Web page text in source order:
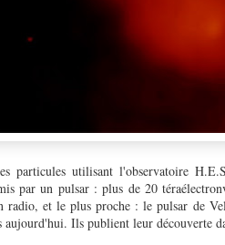
particules utilisant l'observatoire
par un pulsar : plus de 20
radio, et le plus proche : le pulsar de
aujourd'hui. Ils publient leur découverte